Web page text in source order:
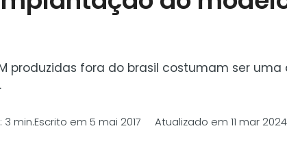
produzidas fora do brasil costumam ser
3 min.Escrito em 5 mai 2017 Atualizado em 11 mar 2024